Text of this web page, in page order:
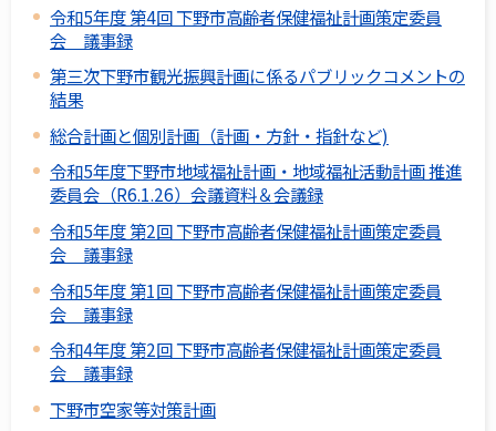
令和5年度 第4回 下野市高齢者保健福祉計画策定委員
会 議事録
第三次下野市観光振興計画に係るパブリックコメントの
結果
総合計画と個別計画（計画・方針・指針など)
令和5年度下野市地域福祉計画・地域福祉活動計画 推進
委員会（R6.1.26）会議資料＆会議録
令和5年度 第2回 下野市高齢者保健福祉計画策定委員
会 議事録
令和5年度 第1回 下野市高齢者保健福祉計画策定委員
会 議事録
令和4年度 第2回 下野市高齢者保健福祉計画策定委員
会 議事録
下野市空家等対策計画